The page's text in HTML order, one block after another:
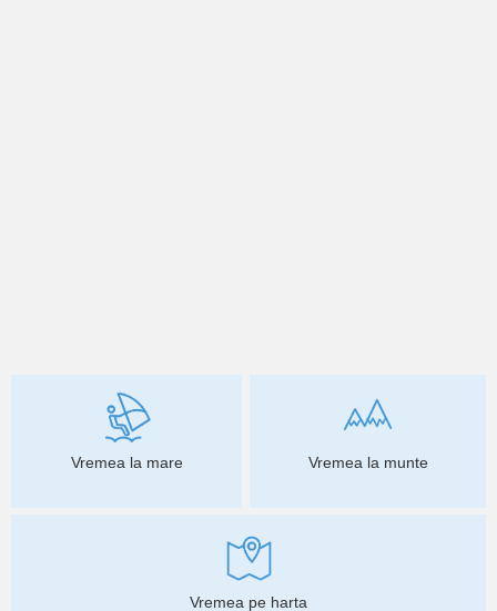
Vremea la mare Vremea la munte
Vremea pe harta